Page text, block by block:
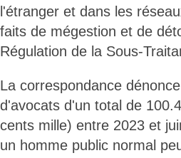
l'étranger et dans les
faits de mégestion et de
Régulation de la Sous-
La correspondance
d'avocats d'un total de
cents mille) entre 2023 et
un homme public normal